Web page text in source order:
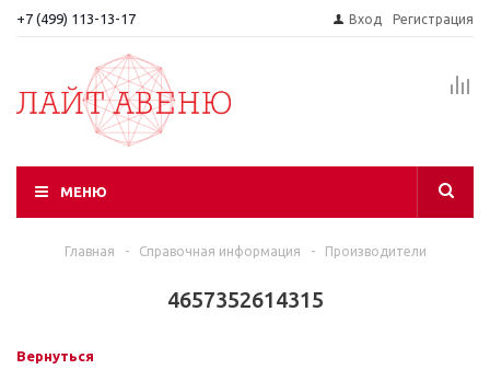
+7 (499) 113-13-17 Вход Регистрация
МЕНЮ
Главная - Справочная информация - Производители
4657352614315
Вернуться